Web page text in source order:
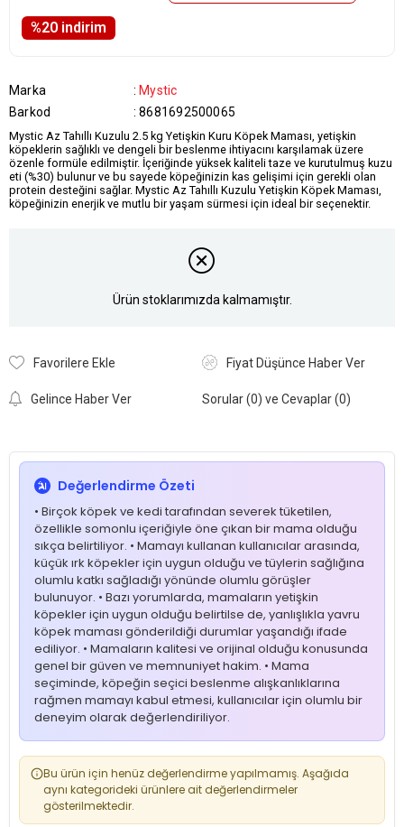
%20 i̇ndirim
Marka : Mystic
Barkod
: 8681692500065
Mystic Az Tahıllı Kuzulu 2.5 kg Yetişkin Kuru Köpek Maması, yetişkin
köpeklerin sağlıklı ve dengeli bir beslenme ihtiyacını karşılamak üzere
özenle formüle edilmiştir. İçeriğinde yüksek kaliteli taze ve kurutulmuş kuzu
eti (%30) bulunur ve bu sayede köpeğinizin kas gelişimi için gerekli olan
protein desteğini sağlar. Mystic Az Tahıllı Kuzulu Yetişkin Köpek Maması,
köpeğinizin enerjik ve mutlu bir yaşam sürmesi için ideal bir seçenektir.
Ürün stoklarımızda kalmamıştır.
Favorilere Ekle Fiyat Düşünce Haber Ver
Gelince Haber Ver Sorular (0) ve Cevaplar (0)
Değerlendirme Özeti
• Birçok köpek ve kedi tarafından severek tüketilen,
özellikle somonlu içeriğiyle öne çıkan bir mama olduğu
sıkça belirtiliyor. • Mamayı kullanan kullanıcılar arasında,
küçük ırk köpekler için uygun olduğu ve tüylerin sağlığına
olumlu katkı sağladığı yönünde olumlu görüşler
bulunuyor. • Bazı yorumlarda, mamaların yetişkin
köpekler için uygun olduğu belirtilse de, yanlışlıkla yavru
köpek maması gönderildiği durumlar yaşandığı ifade
ediliyor. • Mamaların kalitesi ve orijinal olduğu konusunda
genel bir güven ve memnuniyet hakim. • Mama
seçiminde, köpeğin seçici beslenme alışkanlıklarına
rağmen mamayı kabul etmesi, kullanıcılar için olumlu bir
deneyim olarak değerlendiriliyor.
Bu ürün için henüz değerlendirme yapılmamış. Aşağıda
aynı kategorideki ürünlere ait değerlendirmeler
gösterilmektedir.